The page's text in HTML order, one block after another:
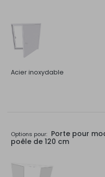
Acier inoxydable
Options pour: Porte pour
poêle de 120 cm